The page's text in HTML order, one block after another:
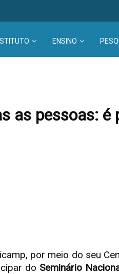
ENSINO
as pessoas:
por meio do seu
do Seminário